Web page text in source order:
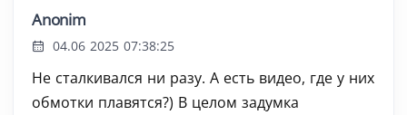
Anonim
04.06 2025 07:38:25
Не сталкивался ни разу. А есть видео, где у них
обмотки плавятся?) В целом задумка